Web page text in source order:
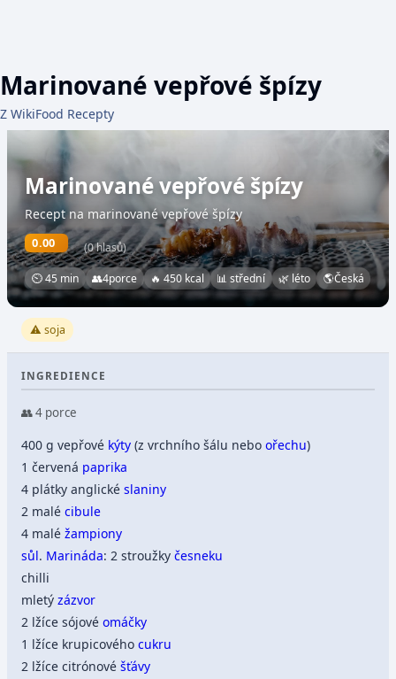
Marinované vepřové špízy
Z WikiFood Recepty
Marinované vepřové špízy
Recept na marinované vepřové špízy
0.00 (0 hlasů)
⏲ 45 min 👥4porce 🔥 450 kcal 📊 střední 🌿 léto 🌎Česká
⚠️ soja
INGREDIENCE
👥 4 porce
400 g vepřové kýty (z vrchního šálu neboořechu)
1 červená paprika
4 plátky anglickéslaniny
2 malécibule
4 maléžampiony
sůl. Marináda: 2 stroužkyčesneku
chilli
mletýzázvor
2 lžíce sójovéomáčky
1 lžíce krupicovéhocukru
2 lžíce citrónovéšťávy